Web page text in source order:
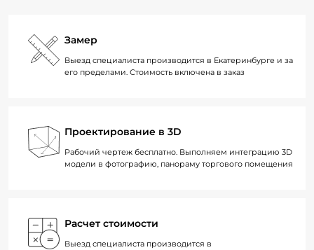
Замер
Выезд специалиста производится в Екатеринбурге и за
его пределами. Стоимость включена в заказ
Проектирование в 3D
Рабочий чертеж бесплатно. Выполняем интеграцию 3D
модели в фотографию, панораму торгового помещения
Расчет стоимости
Выезд специалиста производится в